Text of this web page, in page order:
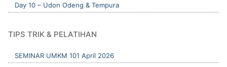
Day 10 – Udon Odeng & Tempura
TIPS TRIK & PELATIHAN
SEMINAR UMKM 101 April 2026